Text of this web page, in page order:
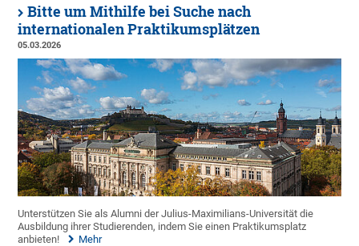
Bitte um Mithilfe bei Suche nach
internationalen Praktikumsplätzen
05.03.2026
Unterstützen Sie als Alumni der Julius-Maximilians-Universität die
Ausbildung ihrer Studierenden, indem Sie einen Praktikumsplatz
anbieten!
Mehr